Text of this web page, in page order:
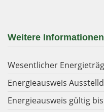
Weitere Informationen
Wesentlicher
Energieausweis
Energieausweis gültig bis